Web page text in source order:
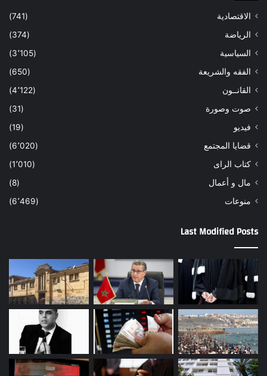
الاقتصادية
(741)
الرياضة
(374)
السياسية
(3٬105)
الفقه والشريعة
(650)
القانــون
(4٬122)
صوت وصورة
(31)
فيديو
(19)
قضايا المجتمع
(6٬020)
كتاب الراى
(1٬010)
مال و أعمال
(8)
منوعات
(6٬469)
Last Modified Posts